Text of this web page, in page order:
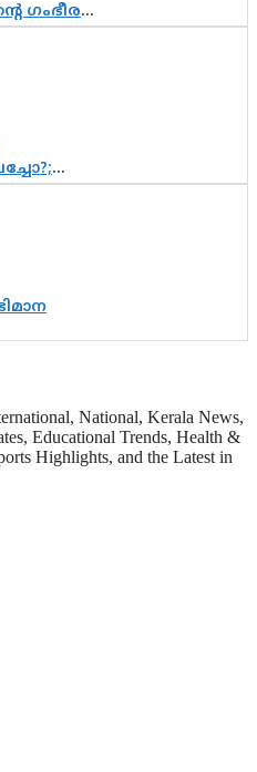
ഗംഭീര
National, Kerala News,
Educational Trends, Health &
Highlights, and the Latest in